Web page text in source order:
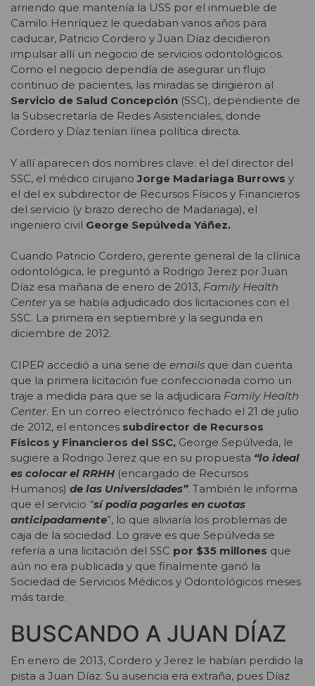
arriendo que mantenía la USS por el inmueble de
Camilo Henríquez le quedaban varios años para
caducar, Patricio Cordero y Juan Díaz decidieron
impulsar allí un negocio de servicios odontológicos.
Como el negocio dependía de asegurar un flujo
continuo de pacientes, las miradas se dirigieron al
Servicio de Salud Concepción (SSC), dependiente de
la Subsecretaría de Redes Asistenciales, donde
Cordero y Díaz tenían línea política directa.
Y allí aparecen dos nombres clave: el del director del
SSC, el médico cirujano Jorge Madariaga Burrows y
el del ex subdirector de Recursos Físicos y Financieros
del servicio (y brazo derecho de Madariaga), el
ingeniero civil George Sepúlveda Yáñez.
Cuando Patricio Cordero, gerente general de la clínica
odontológica, le preguntó a Rodrigo Jerez por Juan
Díaz esa mañana de enero de 2013, Family Health
Center ya se había adjudicado dos licitaciones con el
SSC. La primera en septiembre y la segunda en
diciembre de 2012.
CIPER accedió a una serie de emails que dan cuenta
que la primera licitación fue confeccionada como un
traje a medida para que se la adjudicara Family Health
Center. En un correo electrónico fechado el 21 de julio
de 2012, el entonces subdirector de Recursos
Físicos y Financieros del SSC, George Sepúlveda, le
sugiere a Rodrigo Jerez que en su propuesta “lo ideal
es colocar el RRHH (encargado de Recursos
Humanos) de las Universidades”. También le informa
que el servicio “sí podía pagarles en cuotas
anticipadamente”, lo que aliviaría los problemas de
caja de la sociedad. Lo grave es que Sepúlveda se
refería a una licitación del SSC por $35 millones que
aún no era publicada y que finalmente ganó la
Sociedad de Servicios Médicos y Odontológicos meses
más tarde.
BUSCANDO A JUAN DÍAZ
En enero de 2013, Cordero y Jerez le habían perdido la
pista a Juan Díaz. Su ausencia era extraña, pues Díaz